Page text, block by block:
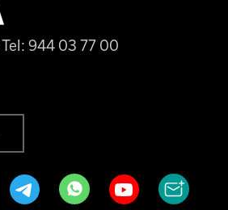
Tel: 944 03 77 00